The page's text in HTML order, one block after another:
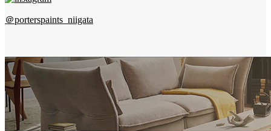
＠porterspaints_niigata